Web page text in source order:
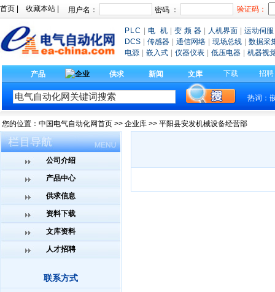
首页 收藏本站 用户名： 密码 ： 验证码：
PLC 电 机 变 频 器 人机界面
运动伺服
DCS
传感器 通信网络 现场总线
数据采
电源
嵌入式 仪器仪表 低压电器 机器视
产品 供求 新闻 文库 下载 招聘
热词：
您的位置： 中国电气自动化网首页 >> 企业库 >> 平阳县安发机械设备经营部
公司介绍
产品中心
供求信息
资料下载
文库资料
人才招聘
联系方式